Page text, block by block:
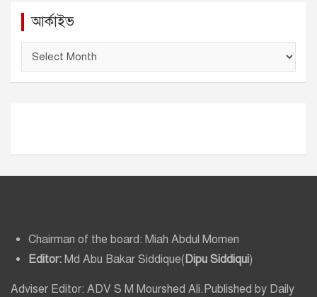
আর্কাইভ
ই
Chairman of the board: Miah Abdul Momen
Editor: Md Abu Bakar Siddique(Dipu Siddiqui)
Adviser Editor: ADV S M Mourshed Ali.Published by Daily